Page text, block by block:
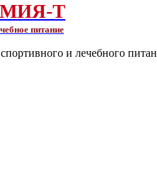
Т
питание
и лечебного